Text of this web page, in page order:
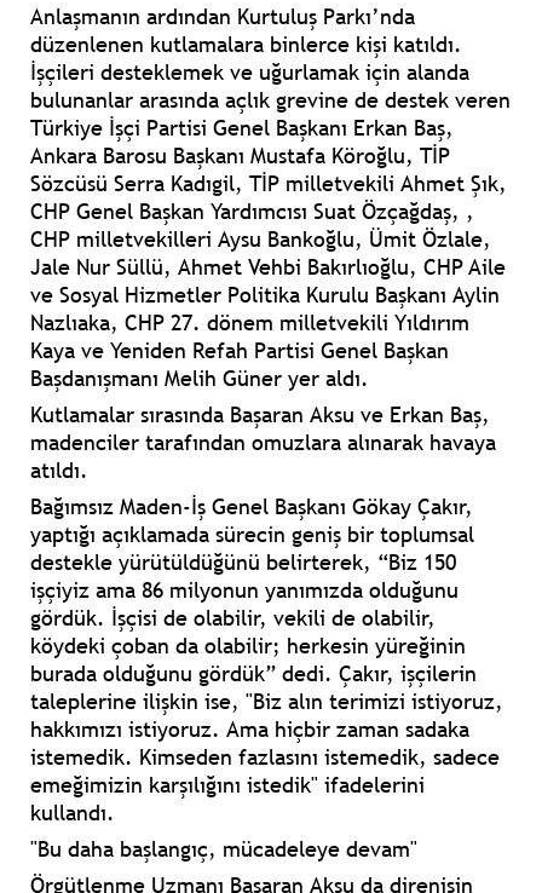
Anlaşmanın ardından Kurtuluş Parkı’nda
düzenlenen kutlamalara binlerce kişi katıldı.
İşçileri desteklemek ve uğurlamak için alanda
bulunanlar arasında açlık grevine de destek veren
Türkiye İşçi Partisi Genel Başkanı Erkan Baş,
Ankara Barosu Başkanı Mustafa Köroğlu, TİP
Sözcüsü Serra Kadıgil, TİP milletvekili Ahmet Şık,
CHP Genel Başkan Yardımcısı Suat Özçağdaş, ,
CHP milletvekilleri Aysu Bankoğlu, Ümit Özlale,
Jale Nur Süllü, Ahmet Vehbi Bakırlıoğlu, CHP Aile
ve Sosyal Hizmetler Politika Kurulu Başkanı Aylin
Nazlıaka, CHP 27. dönem milletvekili Yıldırım
Kaya ve Yeniden Refah Partisi Genel Başkan
Başdanışmanı Melih Güner yer aldı.
Kutlamalar sırasında Başaran Aksu ve Erkan Baş,
madenciler tarafından omuzlara alınarak havaya
atıldı.
Bağımsız Maden-İş Genel Başkanı Gökay Çakır,
yaptığı açıklamada sürecin geniş bir toplumsal
destekle yürütüldüğünü belirterek, “Biz 150
işçiyiz ama 86 milyonun yanımızda olduğunu
gördük. İşçisi de olabilir, vekili de olabilir,
köydeki çoban da olabilir; herkesin yüreğinin
burada olduğunu gördük” dedi. Çakır, işçilerin
taleplerine ilişkin ise, "Biz alın terimizi istiyoruz,
hakkımızı istiyoruz. Ama hiçbir zaman sadaka
istemedik. Kimseden fazlasını istemedik, sadece
emeğimizin karşılığını istedik" ifadelerini
kullandı.
"Bu daha başlangıç, mücadeleye devam"
Örgütlenme Uzmanı Başaran Aksu da direnişin